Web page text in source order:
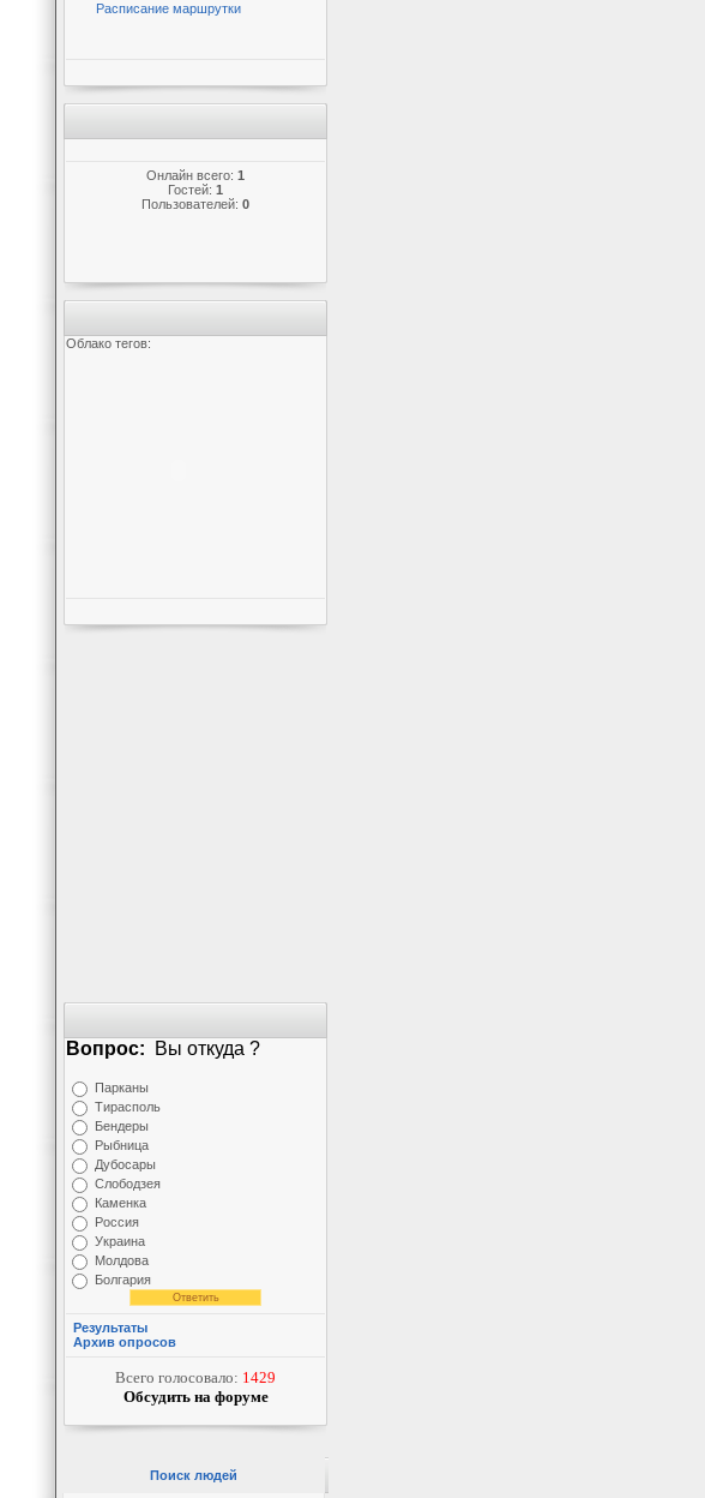
Расписание маршрутки
Онлайн всего: 1
Гостей: 1
Пользователей: 0
Облако тегов:
Вопрос: Вы откуда ?
Парканы
Тирасполь
Бендеры
Рыбница
Дубосары
Слободзея
Каменка
Россия
Украина
Молдова
Болгария
Результаты
Архив опросов
Всего голосовало: 1429
Обсудить на форуме
Поиск людей